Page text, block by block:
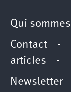
Qui
Contact -
articles -
Newsletter